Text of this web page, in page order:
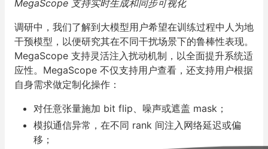
MegaScope 支持实时生成和同步可视化
调研中，我们了解到大模型用户希望在训练过程中人为地
干预模型，以便研究其在不同干扰场景下的鲁棒性表现。
MegaScope 支持灵活注入扰动机制，以全面提升系统适
应性。MegaScope 不仅支持用户查看，还支持用户根据
自身需求做定制化操作：
对任意张量施加 bit flip、噪声或遮盖 mask；
模拟通信异常，在不同 rank 间注入网络延迟或偏
移；